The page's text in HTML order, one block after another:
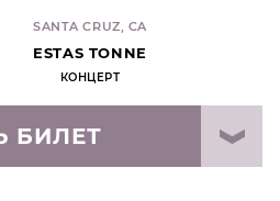
SANTA CRUZ, CA
ESTAS TONNE
КОНЦЕРТ
БИЛЕТ